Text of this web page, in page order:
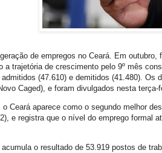
de empregos no Ceará. Em
a trajetória de crescimento pelo 9º mês
(47.610) e demitidos (41.480). Os
Caged), e foram divulgados nesta
o Ceará aparece como o segundo melhor
e registra que o nível do emprego formal
acumula o resultado de 53.919 postos de